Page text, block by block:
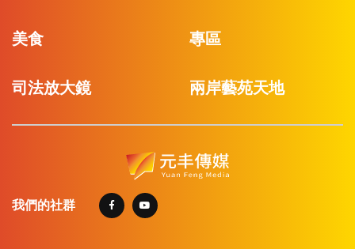
美食 專區
司法放大鏡 兩岸藝苑天地
我們的社群